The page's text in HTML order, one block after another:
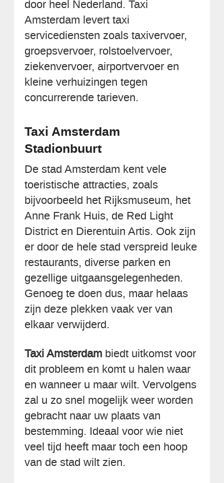
door heel Nederland. Taxi
Amsterdam levert taxi
servicediensten zoals taxivervoer,
groepsvervoer, rolstoelvervoer,
ziekenvervoer, airportvervoer en
kleine verhuizingen tegen
concurrerende tarieven.
Taxi Amsterdam
Stadionbuurt
De stad Amsterdam kent vele
toeristische attracties, zoals
bijvoorbeeld het Rijksmuseum, het
Anne Frank Huis, de Red Light
District en Dierentuin Artis. Ook zijn
er door de hele stad verspreid leuke
restaurants, diverse parken en
gezellige uitgaansgelegenheden.
Genoeg te doen dus, maar helaas
zijn deze plekken vaak ver van
elkaar verwijderd.
Taxi Amsterdam biedt uitkomst voor
dit probleem en komt u halen waar
en wanneer u maar wilt. Vervolgens
zal u zo snel mogelijk weer worden
gebracht naar uw plaats van
bestemming. Ideaal voor wie niet
veel tijd heeft maar toch een hoop
van de stad wilt zien.